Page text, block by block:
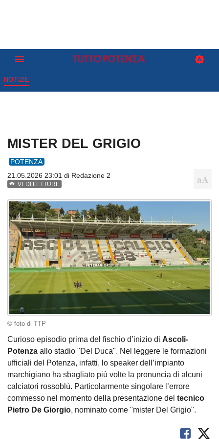
NOTIZIE
MISTER DEL GRIGIO
POTENZA
21.05.2026 23:01 di Redazione 2
VEDI LETTURE
© foto di TTP
Curioso episodio prima del fischio d’inizio di Ascoli-
Potenza allo stadio "Del Duca". Nel leggere le formazioni
ufficiali del Potenza, infatti, lo speaker dell’impianto
marchigiano ha sbagliato più volte la pronuncia di alcuni
calciatori rossoblù. Particolarmente singolare l’errore
commesso nel momento della presentazione del tecnico
Pietro De Giorgio, nominato come "mister Del Grigio".